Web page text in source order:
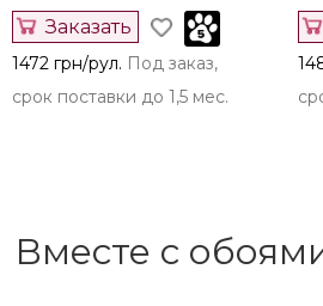
Заказать
1472 грн/рул. Под заказ,
срок поставки до 1,5 мес.
Вместе с